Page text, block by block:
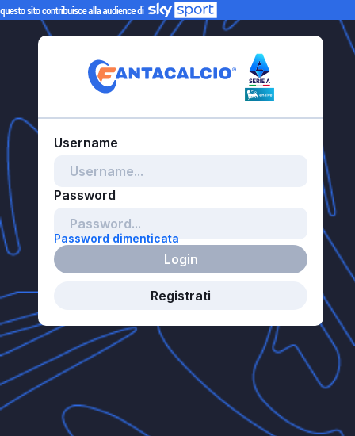
Password dimenticata
Login
Registrati